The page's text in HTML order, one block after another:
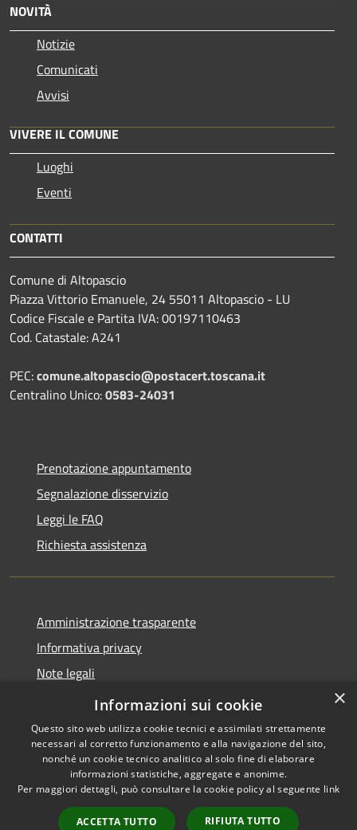
NOVITÀ
Notizie
Comunicati
Avvisi
VIVERE IL COMUNE
Luoghi
Eventi
CONTATTI
Comune di Altopascio
Piazza Vittorio Emanuele, 24 55011 Altopascio - LU
Codice Fiscale e Partita IVA: 00197110463
Cod. Catastale: A241
PEC:comune.altopascio@postacert.toscana.it
Centralino Unico:0583-24031
Prenotazione appuntamento
Segnalazione disservizio
Leggi le FAQ
Richiesta assistenza
Amministrazione trasparente
Informativa privacy
Note legali
Dichiarazione di accessibilità
Accessibilità
Copyright © 2026 • Comune di
Altopascio • Powered by
Municipium•
Accesso
×
Informazioni sui cookie
Questo sito web utilizza cookie tecnici e assimilati strettamente
necessari al corretto funzionamento e alla navigazione del sito,
nonché un cookie tecnico analitico al solo fine di elaborare
informazioni statistiche, aggregate e anonime.
Per maggiori dettagli, può consultare la cookie policy al seguente link
ACCETTA TUTTO RIFIUTA TUTTO